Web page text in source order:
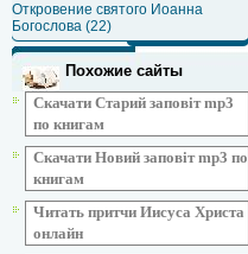
Откровение святого Иоанна
Богослова (22)
Похожие сайты
Скачати Старий заповіт mp3
по книгам
Скачати Новий заповіт mp3 по
книгам
Читать притчи Иисуса Христа
онлайн